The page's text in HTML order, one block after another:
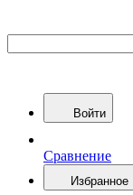
Войти
Сравнение
Избранное